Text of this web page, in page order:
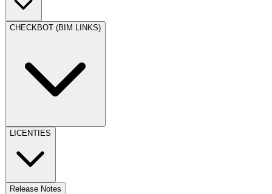
CHECKBOT (BIM LINKS)
LICENTIES
Release Notes